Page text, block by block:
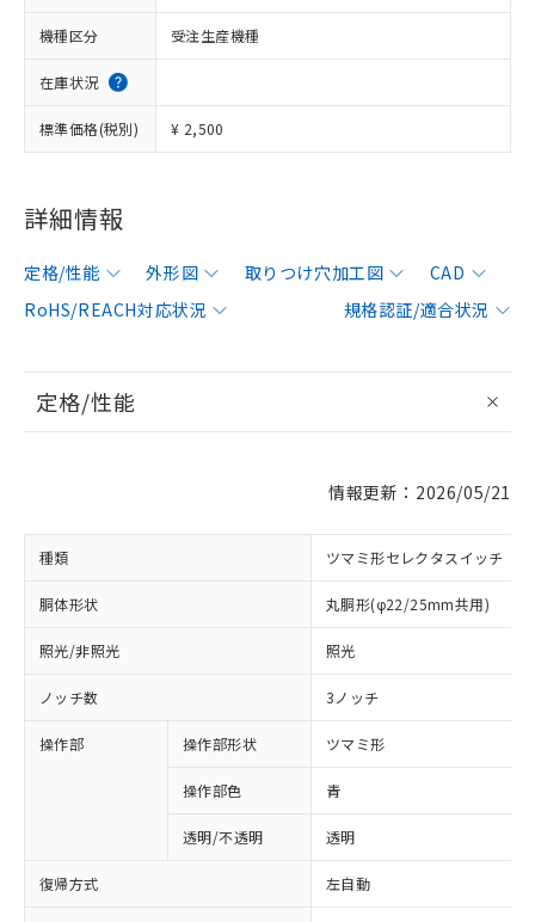
機種区分 受注生産機種
在庫状況
標準価格(税別) ¥ 2,500
詳細情報
定格/性能 外形図 取りつけ穴加工図
CAD
RoHS/REACH対応状況
規格認証/適合状況
定格/性能
情報更新：2026/05/21
種類 ツマミ形セレクタスイッチ
胴体形状 丸胴形(φ22/25mm共用)
照光/非照光 照光
ノッチ数 3ノッチ
操作部 操作部形状 ツマミ形
操作部色 青
透明/不透明 透明
復帰方式 左自動